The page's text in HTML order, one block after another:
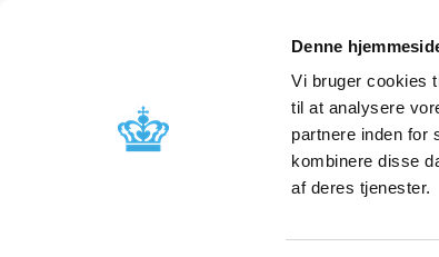
Denne
Vi bruger cookies
til at analysere
partnere inden for
kombinere disse
af deres tjenester.
Godkendelse og